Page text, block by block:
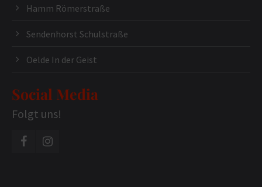
Hamm Römerstraße
Sendenhorst Schulstraße
Oelde In der Geist
Social Media
Folgt uns!